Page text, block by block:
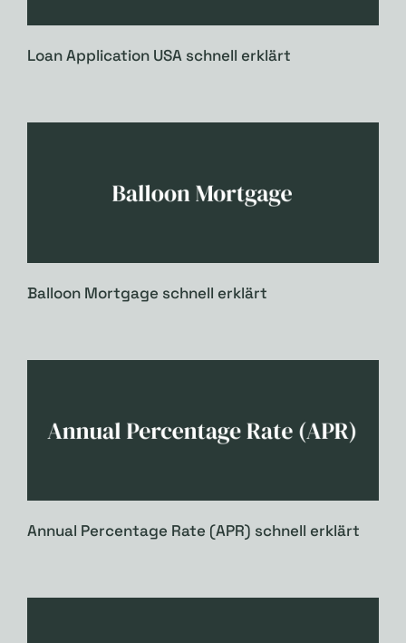
Loan Application USA schnell erklärt
Balloon Mortgage schnell erklärt
Annual Percentage Rate (APR) schnell erklärt